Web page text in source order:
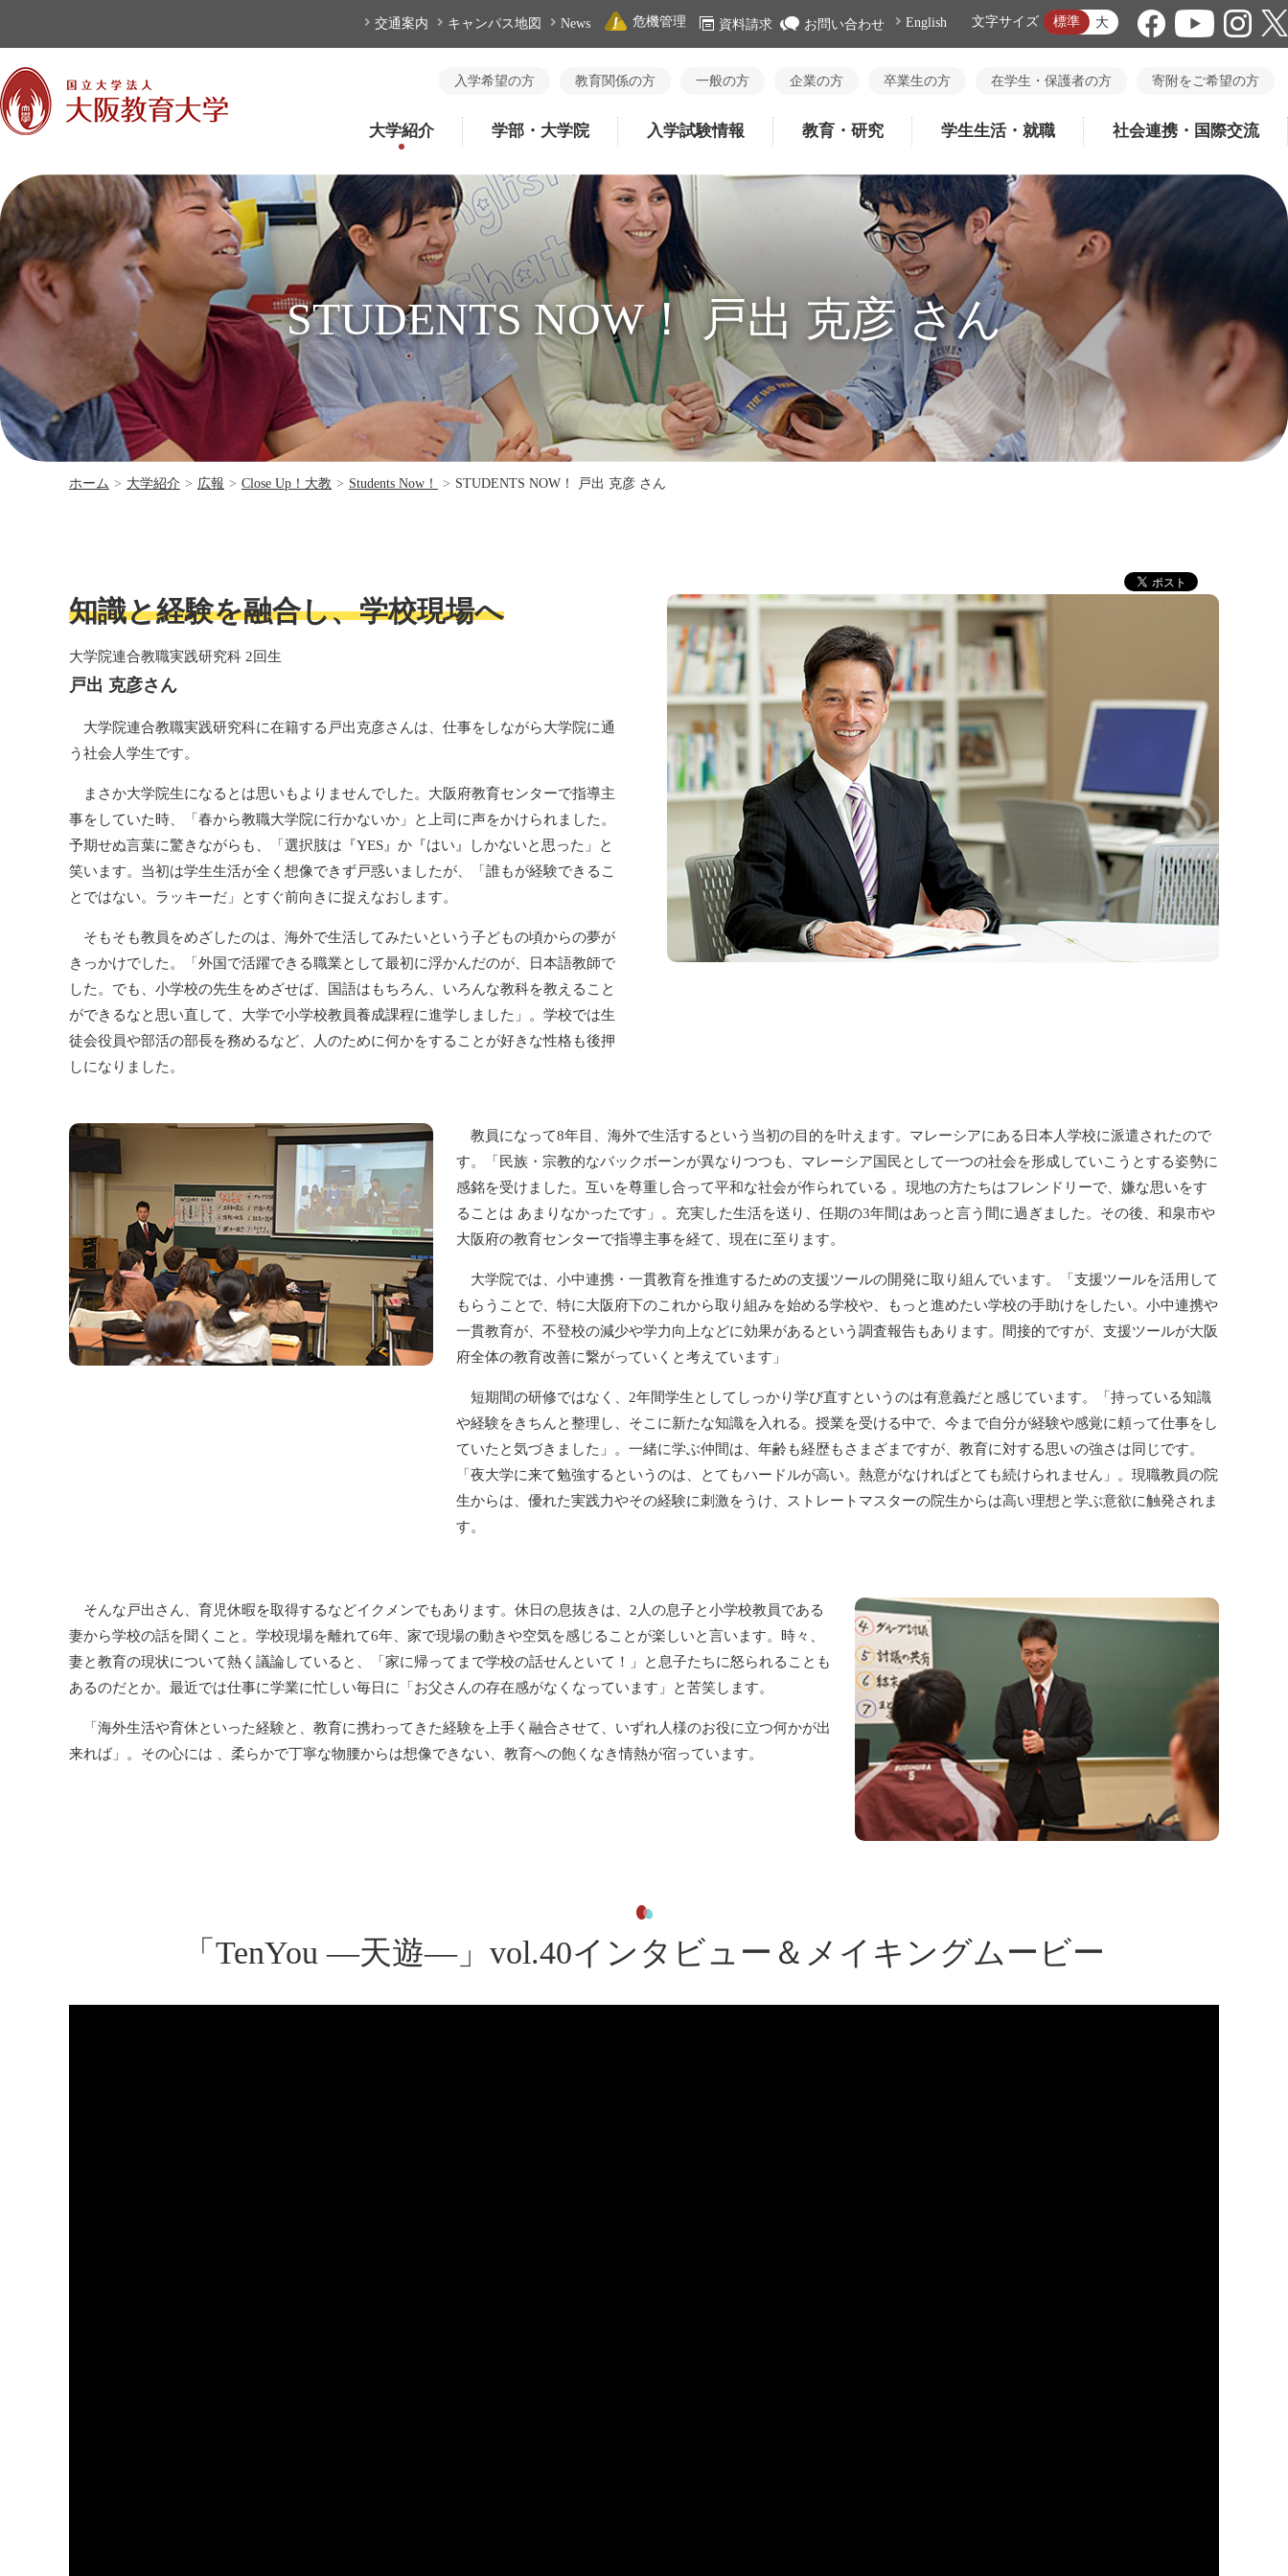
交通案内 キャンパス地図 News 危機管理 資料請求 お問い合わせ English 文字サイズ 標準 大
入学希望の方 教育関係の方 一般の方 企業の方 卒業生の方 在学生・保護者の方 寄附をご希望の方
大学紹介 学部・大学院 入学試験情報 教育・研究 学生生活・就職 社会連携・国際交流
STUDENTS NOW！ 戸出 克彦 さん
ホーム > 大学紹介 > 広報 > Close Up！大教 > Students Now！ > STUDENTS NOW！ 戸出 克彦 さん
知識と経験を融合し、学校現場へ
大学院連合教職実践研究科 2回生
戸出 克彦さん
大学院連合教職実践研究科に在籍する戸出克彦さんは、仕事をしながら大学院に通
う社会人学生です。
まさか大学院生になるとは思いもよりませんでした。大阪府教育センターで指導主
事をしていた時、「春から教職大学院に行かないか」と上司に声をかけられました。
予期せぬ言葉に驚きながらも、「選択肢は『YES』か『はい』しかないと思った」と
笑います。当初は学生生活が全く想像できず戸惑いましたが、「誰もが経験できるこ
とではない。ラッキーだ」とすぐ前向きに捉えなおします。
そもそも教員をめざしたのは、海外で生活してみたいという子どもの頃からの夢が
きっかけでした。「外国で活躍できる職業として最初に浮かんだのが、日本語教師で
した。でも、小学校の先生をめざせば、国語はもちろん、いろんな教科を教えること
ができるなと思い直して、大学で小学校教員養成課程に進学しました」。学校では生
徒会役員や部活の部長を務めるなど、人のために何かをすることが好きな性格も後押
しになりました。
教員になって8年目、海外で生活するという当初の目的を叶えます。マレーシアにある日本人学校に派遣されたので
す。「民族・宗教的なバックボーンが異なりつつも、マレーシア国民として一つの社会を形成していこうとする姿勢に
感銘を受けました。互いを尊重し合って平和な社会が作られている 。現地の方たちはフレンドリーで、嫌な思いをす
ることは あまりなかったです」。充実した生活を送り、任期の3年間はあっと言う間に過ぎました。その後、和泉市や
大阪府の教育センターで指導主事を経て、現在に至ります。
大学院では、小中連携・一貫教育を推進するための支援ツールの開発に取り組んでいます。「支援ツールを活用して
もらうことで、特に大阪府下のこれから取り組みを始める学校や、もっと進めたい学校の手助けをしたい。小中連携や
一貫教育が、不登校の減少や学力向上などに効果があるという調査報告もあります。間接的ですが、支援ツールが大阪
府全体の教育改善に繋がっていくと考えています」
短期間の研修ではなく、2年間学生としてしっかり学び直すというのは有意義だと感じています。「持っている知識
や経験をきちんと整理し、そこに新たな知識を入れる。授業を受ける中で、今まで自分が経験や感覚に頼って仕事をし
ていたと気づきました」。一緒に学ぶ仲間は、年齢も経歴もさまざまですが、教育に対する思いの強さは同じです。
「夜大学に来て勉強するというのは、とてもハードルが高い。熱意がなければとても続けられません」。現職教員の院
生からは、優れた実践力やその経験に刺激をうけ、ストレートマスターの院生からは高い理想と学ぶ意欲に触発されま
す。
そんな戸出さん、育児休暇を取得するなどイクメンでもあります。休日の息抜きは、2人の息子と小学校教員である
妻から学校の話を聞くこと。学校現場を離れて6年、家で現場の動きや空気を感じることが楽しいと言います。時々、
妻と教育の現状について熱く議論していると、「家に帰ってまで学校の話せんといて！」と息子たちに怒られることも
あるのだとか。最近では仕事に学業に忙しい毎日に「お父さんの存在感がなくなっています」と苦笑します。
「海外生活や育休といった経験と、教育に携わってきた経験を上手く融合させて、いずれ人様のお役に立つ何かが出
来れば」。その心には 、柔らかで丁寧な物腰からは想像できない、教育への飽くなき情熱が宿っています。
「TenYou ―天遊―」vol.40インタビュー＆メイキングムービー